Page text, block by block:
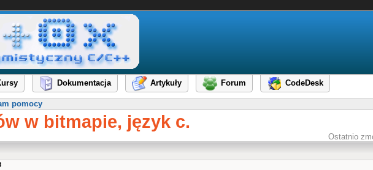
Dokumentacja Artykuły Forum CodeDesk
pomocy
w bitmapie, język c.
Ostatnio